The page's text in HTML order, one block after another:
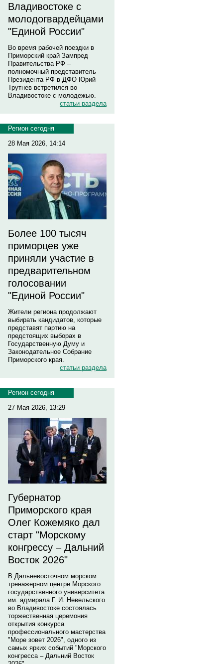
Владивостоке с
молодогвардейцами
"Единой России"
Во время рабочей поездки в
Приморский край Зампред
Правительства РФ –
полномочный представитель
Президента РФ в ДФО Юрий
Трутнев встретился во
Владивостоке с молодежью.
статьи раздела
Регион сегодня
28 Мая 2026, 14:14
Более 100 тысяч
приморцев уже
приняли участие в
предварительном
голосовании
"Единой России"
Жители региона продолжают
выбирать кандидатов, которые
представят партию на
предстоящих выборах в
Государственную Думу и
Законодательное Собрание
Приморского края.
статьи раздела
Регион сегодня
27 Мая 2026, 13:29
Губернатор
Приморского края
Олег Кожемяко дал
старт "Морскому
конгрессу – Дальний
Восток 2026"
В Дальневосточном морском
тренажерном центре Морского
государственного университета
им. адмирала Г. И. Невельского
во Владивостоке состоялась
торжественная церемония
открытия конкурса
профессионального мастерства
"Море зовет 2026", одного из
самых ярких событий "Морского
конгресса – Дальний Восток